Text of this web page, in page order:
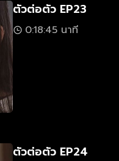
ตัวต่อตัว EP23
0:18:45 นาที
ตัวต่อตัว EP24